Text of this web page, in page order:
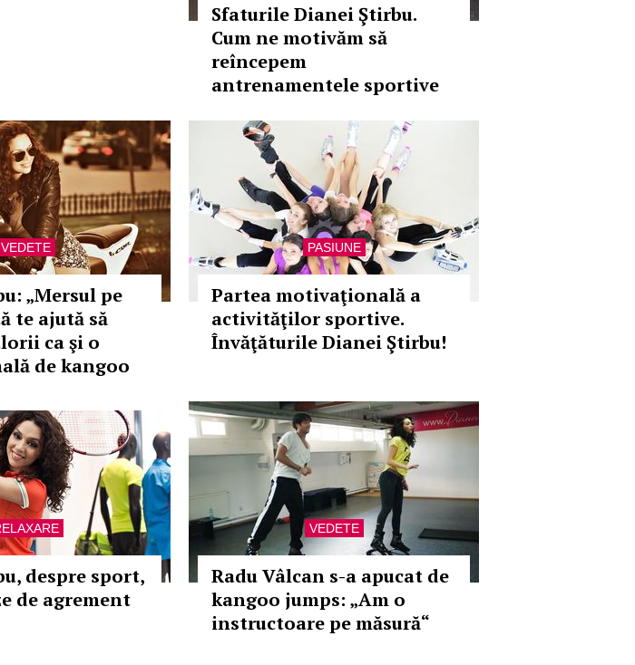
Sfaturile Dianei Ştirbu.
Cum ne motivăm să
reîncepem
antrenamentele sportive
VEDETE
„Mersul pe
te ajută să
ca şi o
de kangoo
PASIUNE
Partea motivaţională a
activităţilor sportive.
Învăţăturile Dianei Ştirbu!
despre sport,
de agrement
VEDETE
Radu Vâlcan s-a apucat de
kangoo jumps: „Am o
instructoare pe măsură“